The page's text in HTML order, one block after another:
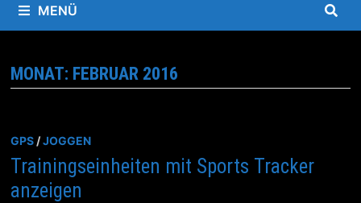
MENÜ
MONAT: FEBRUAR 2016
GPS /JOGGEN
Trainingseinheiten mit Sports Tracker
anzeigen